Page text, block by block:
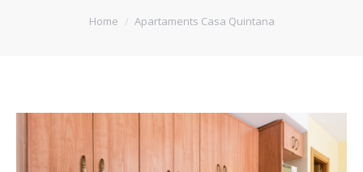
You are here:Home Apartaments Casa Quintana